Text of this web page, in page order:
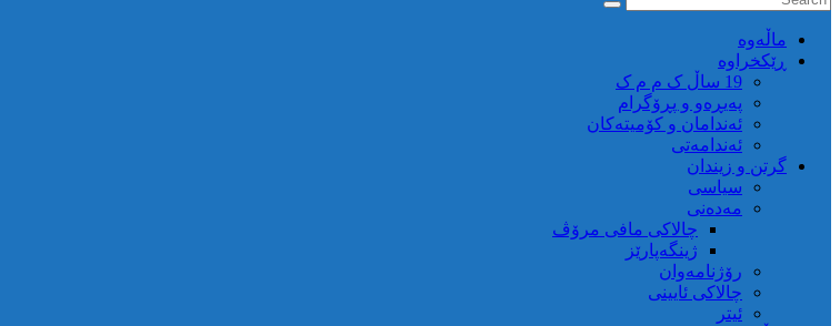
ماڵه‌وه‌
ڕێکخراوە
19 ساڵ ک م م ک
پەیڕەو و پڕۆگرام
ئەندامان و کۆمیتەکان
ئەندامەتی
گرتن و زیندان
سیاسی
مەدەنی
چالاکی مافی مرۆڤ
ژینگەپارێز
رۆژنامەوان
چالاکی ئایینی
ئیتر